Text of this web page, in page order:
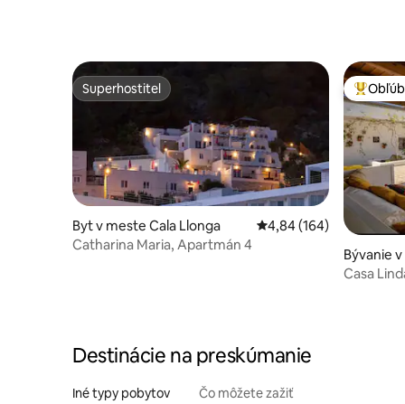
Superhostiteľ
Superhostiteľ
Byt v meste Cala Llonga Priemerné
4,84 (164)
Catharina Maria, Apartmán 4
Bývanie
Casa
Destinácie na preskúmanie
Iné typy pobytov Čo môžete zažiť